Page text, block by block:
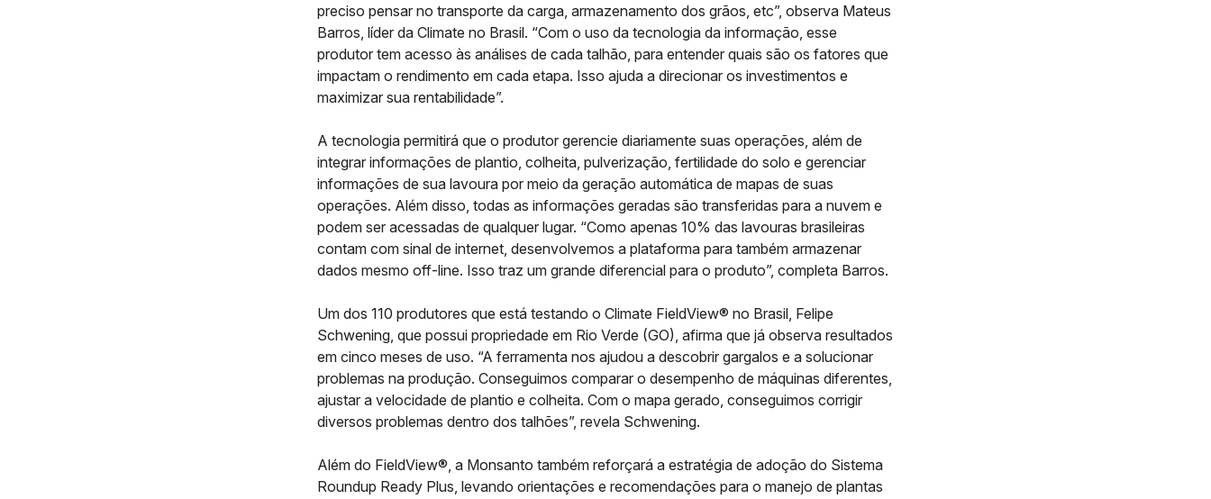
preciso pensar no transporte da carga, armazenamento dos grãos, etc”, observa Mateus
Barros, líder da Climate no Brasil. “Com o uso da tecnologia da informação, esse
produtor tem acesso às análises de cada talhão, para entender quais são os fatores que
impactam o rendimento em cada etapa. Isso ajuda a direcionar os investimentos e
maximizar sua rentabilidade”.
A tecnologia permitirá que o produtor gerencie diariamente suas operações, além de
integrar informações de plantio, colheita, pulverização, fertilidade do solo e gerenciar
informações de sua lavoura por meio da geração automática de mapas de suas
operações. Além disso, todas as informações geradas são transferidas para a nuvem e
podem ser acessadas de qualquer lugar. “Como apenas 10% das lavouras brasileiras
contam com sinal de internet, desenvolvemos a plataforma para também armazenar
dados mesmo off-line. Isso traz um grande diferencial para o produto”, completa Barros.
Um dos 110 produtores que está testando o Climate FieldView® no Brasil, Felipe
Schwening, que possui propriedade em Rio Verde (GO), afirma que já observa resultados
em cinco meses de uso. “A ferramenta nos ajudou a descobrir gargalos e a solucionar
problemas na produção. Conseguimos comparar o desempenho de máquinas diferentes,
ajustar a velocidade de plantio e colheita. Com o mapa gerado, conseguimos corrigir
diversos problemas dentro dos talhões”, revela Schwening.
Além do FieldView®, a Monsanto também reforçará a estratégia de adoção do Sistema
Roundup Ready Plus, levando orientações e recomendações para o manejo de plantas